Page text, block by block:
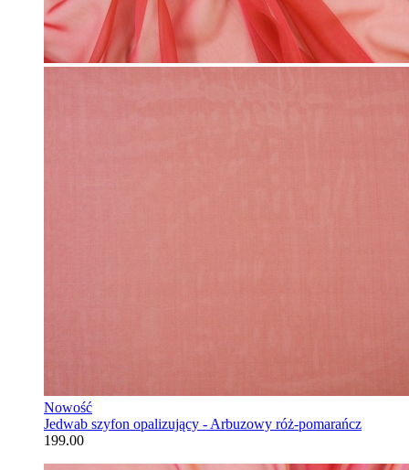
Nowość
Jedwab szyfon opalizujący - Arbuzowy róż-pomarańcz
199.00